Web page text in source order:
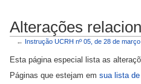
Alterações
← Instrução UCRH nº 05, de 28 de
Esta página especial lista as
Páginas que estejam em sua lista